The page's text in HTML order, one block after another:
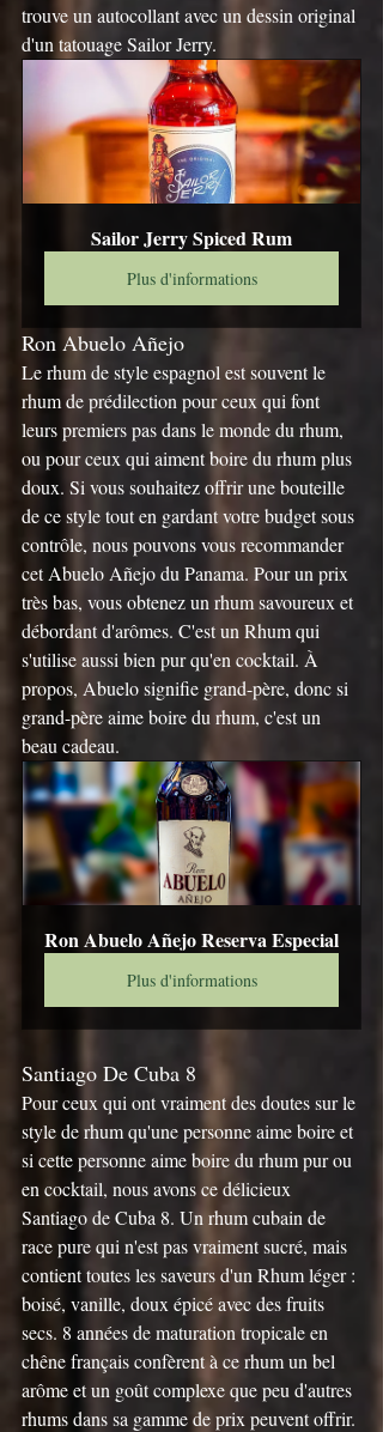
trouve un autocollant avec un dessin original
d'un tatouage Sailor Jerry.
Sailor Jerry Spiced Rum
Plus d'informations
Ron Abuelo Añejo
Le rhum de style espagnol est souvent le
rhum de prédilection pour ceux qui font
leurs premiers pas dans le monde du rhum,
ou pour ceux qui aiment boire du rhum plus
doux. Si vous souhaitez offrir une bouteille
de ce style tout en gardant votre budget sous
contrôle, nous pouvons vous recommander
cet Abuelo Añejo du Panama. Pour un prix
très bas, vous obtenez un rhum savoureux et
débordant d'arômes. C'est un Rhum qui
s'utilise aussi bien pur qu'en cocktail. À
propos, Abuelo signifie grand-père, donc si
grand-père aime boire du rhum, c'est un
beau cadeau.
Ron Abuelo Añejo Reserva Especial
Plus d'informations
Santiago De Cuba 8
Pour ceux qui ont vraiment des doutes sur le
style de rhum qu'une personne aime boire et
si cette personne aime boire du rhum pur ou
en cocktail, nous avons ce délicieux
Santiago de Cuba 8. Un rhum cubain de
race pure qui n'est pas vraiment sucré, mais
contient toutes les saveurs d'un Rhum léger :
boisé, vanille, doux épicé avec des fruits
secs. 8 années de maturation tropicale en
chêne français confèrent à ce rhum un bel
arôme et un goût complexe que peu d'autres
rhums dans sa gamme de prix peuvent offrir.